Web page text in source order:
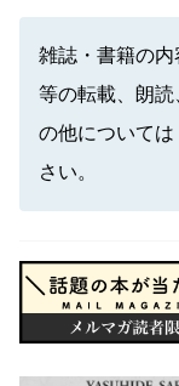
雑誌・書籍の
等の転載、朗
の他については
さい。